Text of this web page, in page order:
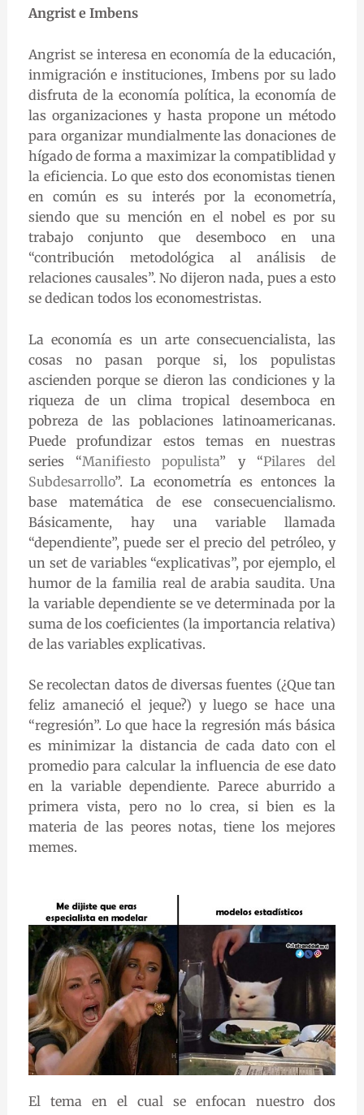
Angrist e Imbens
Angrist se interesa en economía de la educación,
inmigración e instituciones, Imbens por su lado
disfruta de la economía política, la economía de
las organizaciones y hasta propone un método
para organizar mundialmente las donaciones de
hígado de forma a maximizar la compatiblidad y
la eficiencia. Lo que esto dos economistas tienen
en común es su interés por la econometría,
siendo que su mención en el nobel es por su
trabajo conjunto que desemboco en una
“contribución metodológica al análisis de
relaciones causales”. No dijeron nada, pues a esto
se dedican todos los economestristas.
La economía es un arte consecuencialista, las
cosas no pasan porque si, los populistas
ascienden porque se dieron las condiciones y la
riqueza de un clima tropical desemboca en
pobreza de las poblaciones latinoamericanas.
Puede profundizar estos temas en nuestras
series “Manifiesto populista” y “Pilares del
Subdesarrollo”. La econometría es entonces la
base matemática de ese consecuencialismo.
Básicamente, hay una variable llamada
“dependiente”, puede ser el precio del petróleo, y
un set de variables “explicativas”, por ejemplo, el
humor de la familia real de arabia saudita. Una
la variable dependiente se ve determinada por la
suma de los coeficientes (la importancia relativa)
de las variables explicativas.
Se recolectan datos de diversas fuentes (¿Que tan
feliz amaneció el jeque?) y luego se hace una
“regresión”. Lo que hace la regresión más básica
es minimizar la distancia de cada dato con el
promedio para calcular la influencia de ese dato
en la variable dependiente. Parece aburrido a
primera vista, pero no lo crea, si bien es la
materia de las peores notas, tiene los mejores
memes.
El tema en el cual se enfocan nuestro dos